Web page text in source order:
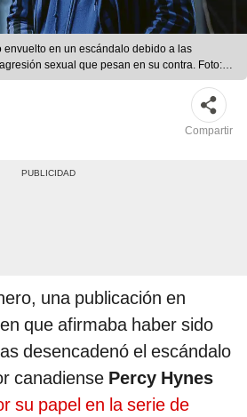
envuelto en un escándalo debido a las
sexual que pesan en su contra. Foto:
Compartir
una publicación en
que afirmaba haber sido
desencadenó el escándalo
canadiense Percy Hynes
su papel en la serie de